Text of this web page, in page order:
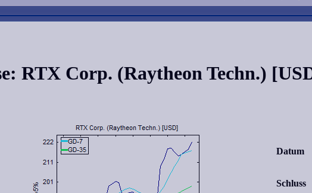
RTX Corp. (Raytheon Techn.)
Datum
Schluss